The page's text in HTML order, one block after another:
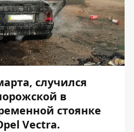
случился
в
стоянке
Vectra.